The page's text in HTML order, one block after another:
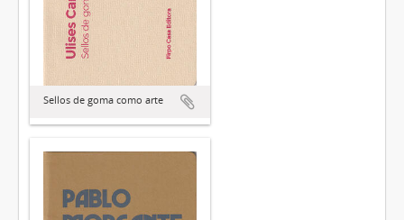
Sellos de goma como arte